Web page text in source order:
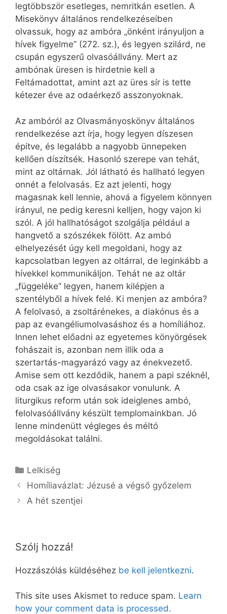
legtöbbször esetleges, nemritkán esetlen. A
Misekönyv általános rendelkezéseiben
olvassuk, hogy az ambóra „önként irányuljon a
hívek figyelme” (272. sz.), és legyen szilárd, ne
csupán egyszerű olvasóállvány. Mert az
ambónak üresen is hirdetnie kell a
Feltámadottat, amint azt az üres sír is tette
kétezer éve az odaérkező asszonyoknak.
Az ambóról az Olvasmányoskönyv általános
rendelkezése azt írja, hogy legyen díszesen
építve, és legalább a nagyobb ünnepeken
kellően díszítsék. Hasonló szerepe van tehát,
mint az oltárnak. Jól látható és hallható legyen
onnét a felolvasás. Ez azt jelenti, hogy
magasnak kell lennie, ahová a figyelem könnyen
irányul, ne pedig keresni kelljen, hogy vajon ki
szól. A jól hallhatóságot szolgálja például a
hangvető a szószékek fölött. Az ambó
elhelyezését úgy kell megoldani, hogy az
kapcsolatban legyen az oltárral, de leginkább a
hívekkel kommunikáljon. Tehát ne az oltár
„függeléke” legyen, hanem kilépjen a
szentélyből a hívek felé. Ki menjen az ambóra?
A felolvasó, a zsoltárénekes, a diakónus és a
pap az evangéliumolvasáshoz és a homíliához.
Innen lehet előadni az egyetemes könyörgések
fohászait is, azonban nem illik oda a
szertartás-magyarázó vagy az énekvezető.
Amise sem ott kezdődik, hanem a papi széknél,
oda csak az ige olvasásakor vonulunk. A
liturgikus reform után sok ideiglenes ambó,
felolvasóállvány készült templomainkban. Jó
lenne mindenütt végleges és méltó
megoldásokat találni.
Kategória
Lelkiség
Homíliavázlat: Jézusé a végső győzelem
A hét szentjei
Szólj hozzá!
Hozzászólás küldéséhez be kell jelentkezni.
This site uses Akismet to reduce spam. Learn
how your comment data is processed.